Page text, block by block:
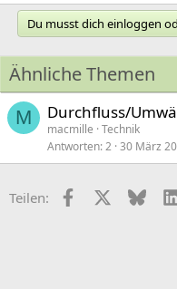
Du musst dich einloggen
Ähnliche Themen
M Durchfluss/
macmille Technik
Antworten 2 30 März
Teilen: FacebookX (Twitter)